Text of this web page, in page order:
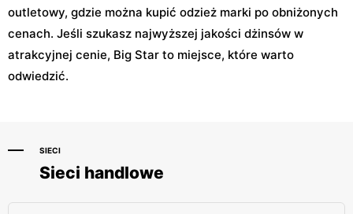
outletowy, gdzie można kupić odzież marki po obniżonych
cenach. Jeśli szukasz najwyższej jakości dżinsów w
atrakcyjnej cenie, Big Star to miejsce, które warto
odwiedzić.
SIECI
Sieci handlowe